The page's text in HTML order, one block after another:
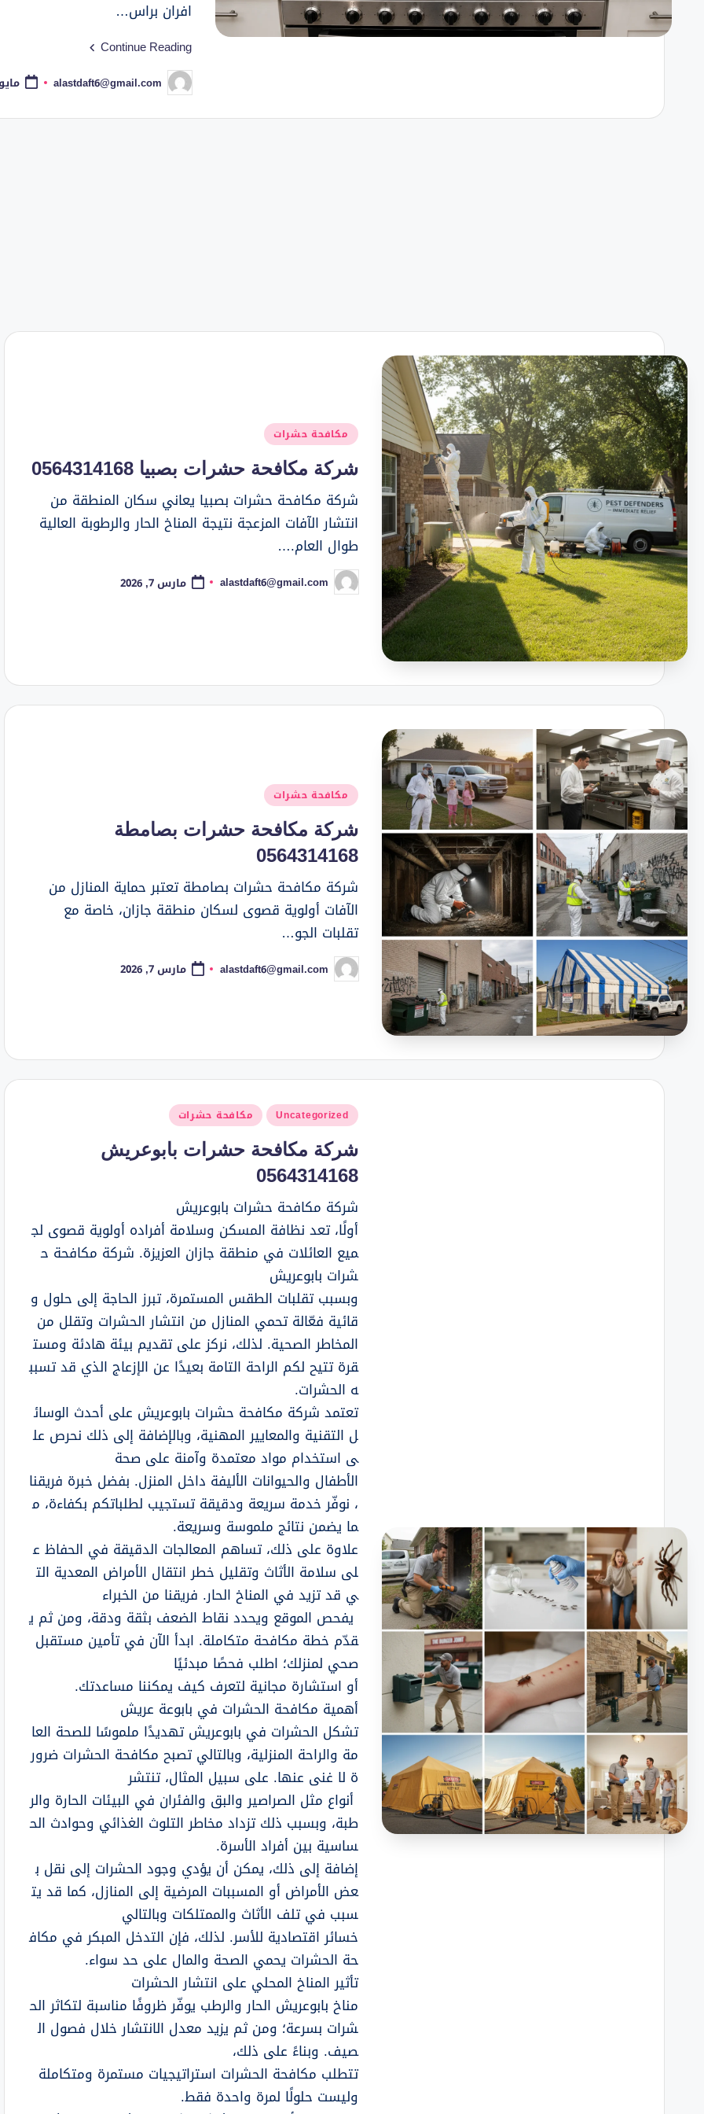
افران براس…
Continue Reading
تمّ
النشر
alastdaft6@gmail.com مايو 11,
نُشرمكافحة حشرات
شركة مكافحة حشرات بصبيا 0564314168
شركة مكافحة حشرات بصبيا يعاني سكان المنطقة من
انتشار الآفات المزعجة نتيجة المناخ الحار والرطوبة العالية
طوال العام.…
تمّ
النشر
alastdaft6@gmail.com مارس 7, 2026
نُشرمكافحة حشرات
شركة مكافحة حشرات بصامطة
0564314168
شركة مكافحة حشرات بصامطة تعتبر حماية المنازل من
الآفات أولوية قصوى لسكان منطقة جازان، خاصة مع
تقلبات الجو…
تمّ
النشر
alastdaft6@gmail.com مارس 7, 2026
نُشرUncategorized مكافحة حشرات
شركة مكافحة حشرات بابوعريش
0564314168
شركة مكافحة حشرات بابوعريش
أولًا، تعد نظافة المسكن وسلامة أفراده أولوية قصوى لج
ميع العائلات في منطقة جازان العزيزة. شركة مكافحة ح
شرات بابوعريش
وبسبب تقلبات الطقس المستمرة، تبرز الحاجة إلى حلول و
قائية فعّالة تحمي المنازل من انتشار الحشرات وتقلل من
المخاطر الصحية. لذلك، نركز على تقديم بيئة هادئة ومست
قرة تتيح لكم الراحة التامة بعيدًا عن الإزعاج الذي قد تسبب
ه الحشرات.
تعتمد شركة مكافحة حشرات بابوعريش على أحدث الوسائ
ل التقنية والمعايير المهنية، وبالإضافة إلى ذلك نحرص عل
ى استخدام مواد معتمدة وآمنة على صحة
الأطفال والحيوانات الأليفة داخل المنزل. بفضل خبرة فريقنا
، نوفّر خدمة سريعة ودقيقة تستجيب لطلباتكم بكفاءة، م
ما يضمن نتائج ملموسة وسريعة.
علاوة على ذلك، تساهم المعالجات الدقيقة في الحفاظ ع
لى سلامة الأثاث وتقليل خطر انتقال الأمراض المعدية الت
ي قد تزيد في المناخ الحار. فريقنا من الخبراء
يفحص الموقع ويحدد نقاط الضعف بثقة ودقة، ومن ثم ي
قدّم خطة مكافحة متكاملة. ابدأ الآن في تأمين مستقبل
صحي لمنزلك؛ اطلب فحصًا مبدئيًا
أو استشارة مجانية لتعرف كيف يمكننا مساعدتك.
أهمية مكافحة الحشرات في بابوعة عريش
تشكل الحشرات في بابوعريش تهديدًا ملموسًا للصحة العا
مة والراحة المنزلية، وبالتالي تصبح مكافحة الحشرات ضرور
ة لا غنى عنها. على سبيل المثال، تنتشر
أنواع مثل الصراصير والبق والفئران في البيئات الحارة والر
طبة، وبسبب ذلك تزداد مخاطر التلوث الغذائي وحوادث الح
ساسية بين أفراد الأسرة.
إضافة إلى ذلك، يمكن أن يؤدي وجود الحشرات إلى نقل ب
عض الأمراض أو المسببات المرضية إلى المنازل، كما قد يت
سبب في تلف الأثاث والممتلكات وبالتالي
خسائر اقتصادية للأسر. لذلك، فإن التدخل المبكر في مكاف
حة الحشرات يحمي الصحة والمال على حد سواء.
تأثير المناخ المحلي على انتشار الحشرات
مناخ بابوعريش الحار والرطب يوفّر ظروفًا مناسبة لتكاثر الح
شرات بسرعة؛ ومن ثم يزيد معدل الانتشار خلال فصول ال
صيف. وبناءً على ذلك،
تتطلب مكافحة الحشرات استراتيجيات مستمرة ومتكاملة
وليست حلولًا لمرة واحدة فقط.